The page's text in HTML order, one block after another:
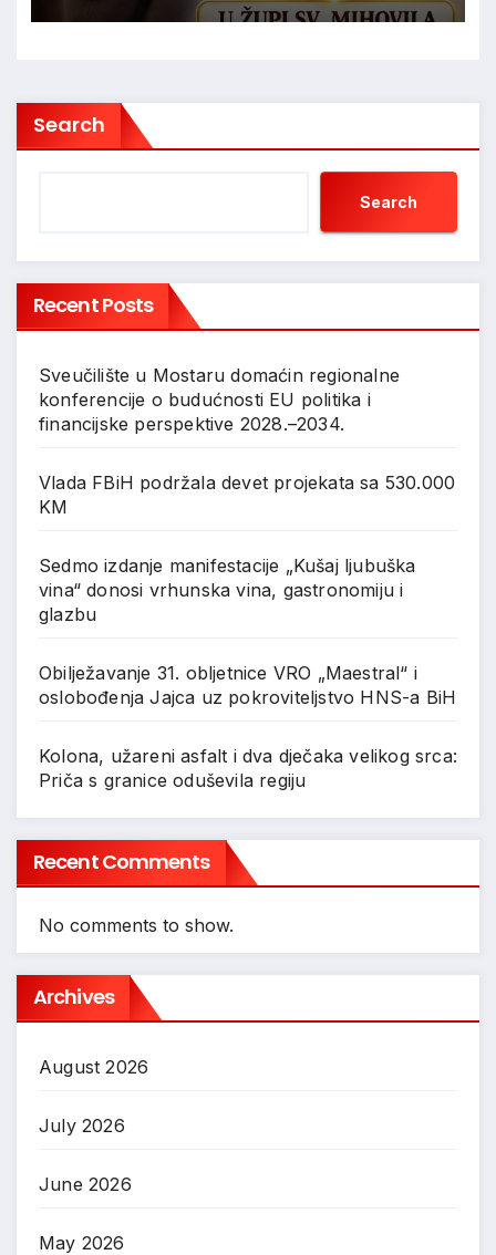
Search
Search
Recent Posts
Sveučilište u Mostaru domaćin regionalne
konferencije o budućnosti EU politika i
financijske perspektive 2028.–2034.
Vlada FBiH podržala devet projekata sa 530.000
KM
Sedmo izdanje manifestacije „Kušaj ljubuška
vina“ donosi vrhunska vina, gastronomiju i
glazbu
Obilježavanje 31. obljetnice VRO „Maestral“ i
oslobođenja Jajca uz pokroviteljstvo HNS-a BiH
Kolona, užareni asfalt i dva dječaka velikog srca:
Priča s granice oduševila regiju
Recent Comments
No comments to show.
Archives
August 2026
July 2026
June 2026
May 2026